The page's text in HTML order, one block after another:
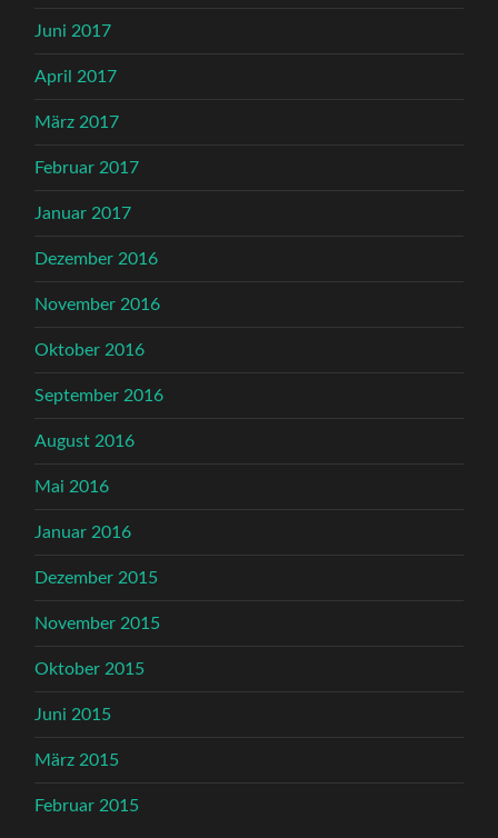
Juni 2017
April 2017
März 2017
Februar 2017
Januar 2017
Dezember 2016
November 2016
Oktober 2016
September 2016
August 2016
Mai 2016
Januar 2016
Dezember 2015
November 2015
Oktober 2015
Juni 2015
März 2015
Februar 2015